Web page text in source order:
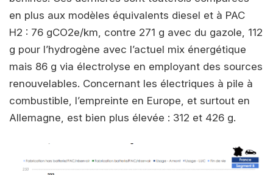
en plus aux modèles équivalents diesel et à PAC
H2 : 76 gCO2e/km, contre 271 g avec du gazole, 112
g pour l’hydrogène avec l’actuel mix énergétique
mais 86 g via électrolyse en employant des sources
renouvelables. Concernant les électriques à pile à
combustible, l’empreinte en Europe, et surtout en
Allemagne, est bien plus élevée : 312 et 426 g.